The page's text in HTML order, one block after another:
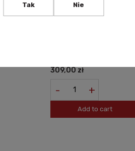
309,00 zł
- +
Add to cart
Tak Nie